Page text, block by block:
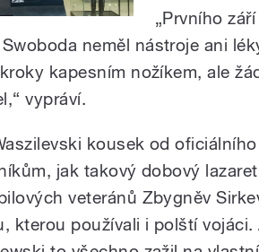
„Prvního
neměl nástroje ani
kapesním nožíkem, ale
vypráví.
kousek od
jak takový dobový
veteránů Zbygněv
kterou používali i polští vojáci.